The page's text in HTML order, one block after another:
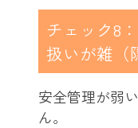
チェック8
扱いが雑（
安全管理が弱
ん。